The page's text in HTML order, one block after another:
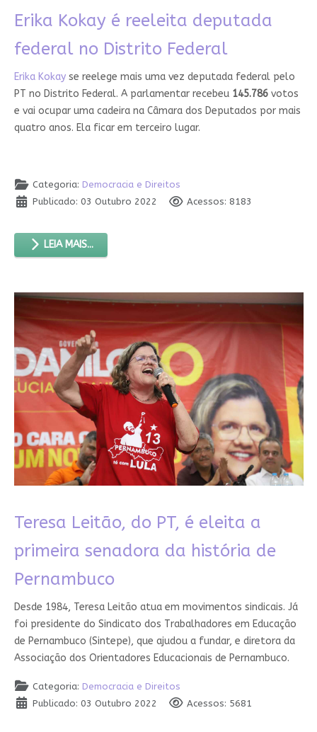
Erika Kokay é reeleita deputada
federal no Distrito Federal
Erika Kokayse reelege mais uma vez deputada federal pelo
PT no Distrito Federal. A parlamentar recebeu 145.786votos
e vai ocupar uma cadeira na Câmara dos Deputados por mais
quatro anos. Ela ficar em terceiro lugar.
Categoria: Democracia e Direitos
Publicado: 03 Outubro 2022
Acessos: 8183
LEIA MAIS...
Teresa Leitão, do PT, é eleita a
primeira senadora da história de
Pernambuco
Desde 1984, Teresa Leitão atua em movimentos sindicais. Já
foi presidente do Sindicato dos Trabalhadores em Educação
de Pernambuco (Sintepe), que ajudou a fundar, e diretora da
Associação dos Orientadores Educacionais de Pernambuco.
Categoria: Democracia e Direitos
Publicado: 03 Outubro 2022
Acessos: 5681